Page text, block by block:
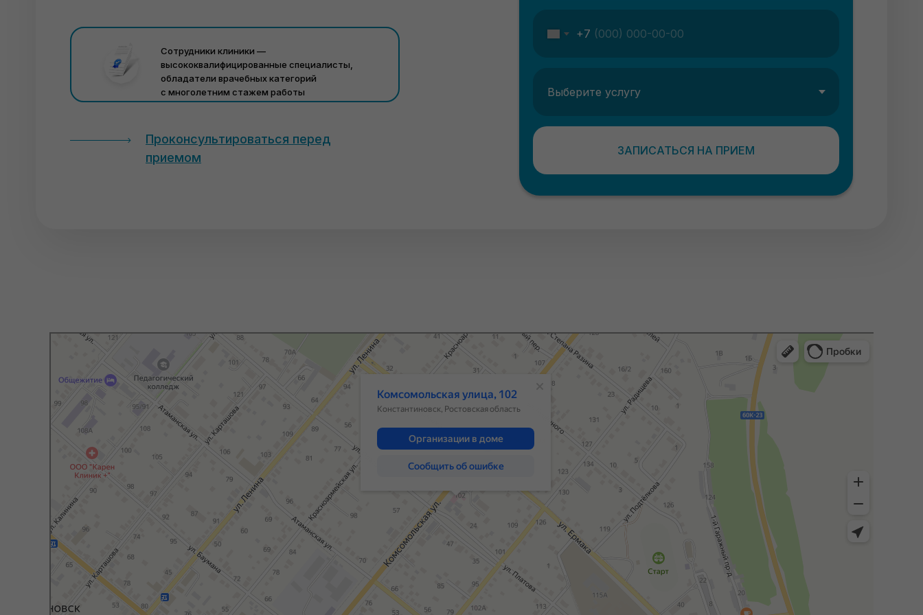
+7
ЗАПИСАТЬСЯ НА ПРИЕМ
Сотрудники клиники —
высококвалифицированные специалисты,
обладатели врачебных категорий
с многолетним стажем работы
Проконсультироваться перед
приемом
Константиновск
Яндекс Карты